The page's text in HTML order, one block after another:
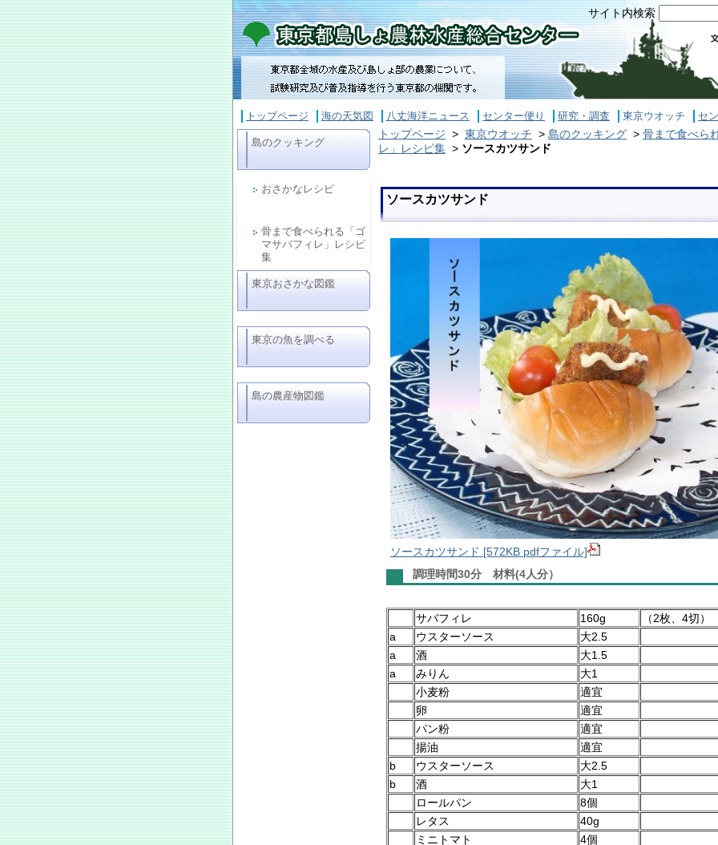
トップページ 海の天気図 八丈海洋ニュース センター便り 研究・調査 東京ウオッチ セ
サイト内検索
島のクッキング
おさかなレシピ
骨まで食べられる「ゴ
マサバフィレ」レシピ
集
東京おさかな図鑑
東京の魚を調べる
島の農産物図鑑
トップページ > 東京ウオッチ > 島のクッキング > 骨まで食べら
レ」レシピ集 > ソースカツサンド
ソースカツサンド
ソースカツサンド [572KB pdfファイル]
調理時間30分 材料(4人分）
サバフィレ 160g
（2枚、4切）
a
ウスターソース
大2.5
a
酒
大1.5
a
みりん
大1
小麦粉
適宜
卵
適宜
パン粉
適宜
揚油
適宜
b
ウスターソース
大2.5
b
酒
大1
ロールパン
8個
レタス
40g
ミニトマト
4個